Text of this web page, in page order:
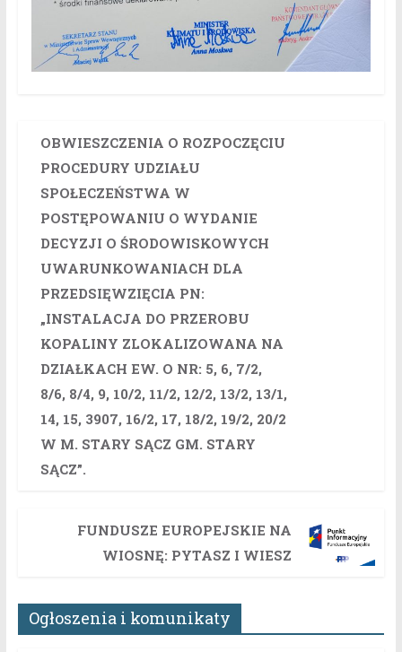
OBWIESZCZENIA O ROZPOCZĘCIU
PROCEDURY UDZIAŁU
SPOŁECZEŃSTWA W
POSTĘPOWANIU O WYDANIE
DECYZJI O ŚRODOWISKOWYCH
UWARUNKOWANIACH DLA
PRZEDSIĘWZIĘCIA PN:
„INSTALACJA DO PRZEROBU
KOPALINY ZLOKALIZOWANA NA
DZIAŁKACH EW. O NR: 5, 6, 7/2,
8/6, 8/4, 9, 10/2, 11/2, 12/2, 13/2, 13/1,
14, 15, 3907, 16/2, 17, 18/2, 19/2, 20/2
W M. STARY SĄCZ GM. STARY
SĄCZ”.
FUNDUSZE EUROPEJSKIE NA
WIOSNĘ: PYTASZ I WIESZ
Ogłoszenia i komunikaty